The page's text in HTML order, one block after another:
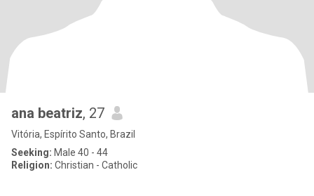
ana beatriz, 27
Vitória, Espírito Santo, Brazil
Seeking: Male 40 - 44
Religion: Christian - Catholic